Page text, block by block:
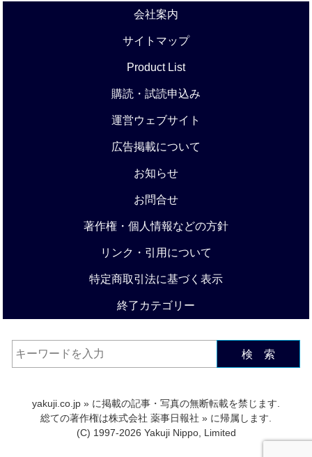
会社案内
サイトマップ
Product List
購読・試読申込み
運営ウェブサイト
広告掲載について
お知らせ
お問合せ
著作権・個人情報などの方針
リンク・引用について
特定商取引法に基づく表示
終了カテゴリー
検 索
yakuji.co.jp » に掲載の記事・写真の無断転載を禁じます.
総ての著作権は株式会社 薬事日報社 » に帰属します.
(C) 1997-2026 Yakuji Nippo, Limited